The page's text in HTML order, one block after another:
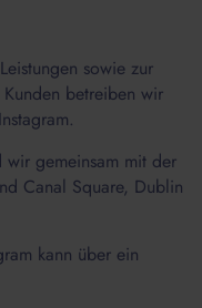
sowie zur
betreiben wir
gemeinsam mit der
Canal Square, Dublin
kann über ein